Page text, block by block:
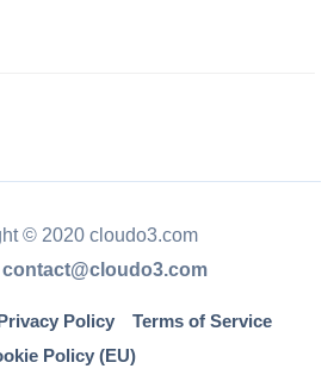
© 2020 cloudo3.com
contact@cloudo3.com
Privacy Policy
Terms of Service
Policy (EU)